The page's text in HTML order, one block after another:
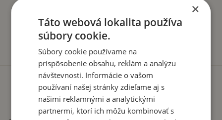
×
Táto webová lokalita používa
súbory cookie.
Súbory cookie používame na
prispôsobenie obsahu, reklám a analýzu
návštevnosti. Informácie o vašom
používaní našej stránky zdieľame aj s
našimi reklamnými a analytickými
partnermi, ktorí ich môžu kombinovať s